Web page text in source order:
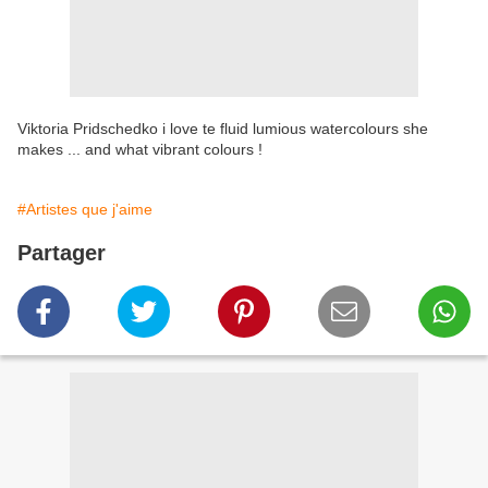
Viktoria Pridschedko i love te fluid lumious watercolours she
makes ... and what vibrant colours !
#Artistes que j'aime
Partager